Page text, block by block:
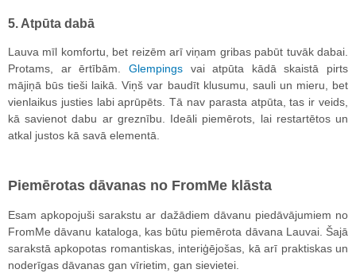
5. Atpūta dabā
Lauva mīl komfortu, bet reizēm arī viņam gribas pabūt tuvāk dabai.
Protams, ar ērtībām. Glempingsvai atpūta kādā skaistā pirts
mājiņā būs tieši laikā. Viņš var baudīt klusumu, sauli un mieru, bet
vienlaikus justies labi aprūpēts. Tā nav parasta atpūta, tas ir veids,
kā savienot dabu ar greznību. Ideāli piemērots, lai restartētos un
atkal justos kā savā elementā.
Piemērotas dāvanas no FromMe klāsta
Esam apkopojuši sarakstu ar dažādiem dāvanu piedāvājumiem no
FromMe dāvanu kataloga, kas būtu piemērota dāvana Lauvai. Šajā
sarakstā apkopotas romantiskas, interiģējošas, kā arī praktiskas un
noderīgas dāvanas gan vīrietim, gan sievietei.